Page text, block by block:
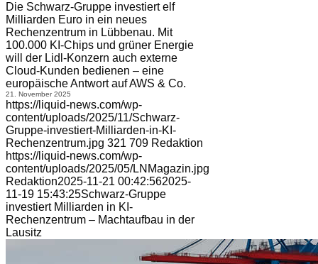
Die Schwarz-Gruppe investiert elf
Milliarden Euro in ein neues
Rechenzentrum in Lübbenau. Mit
100.000 KI-Chips und grüner Energie
will der Lidl-Konzern auch externe
Cloud-Kunden bedienen – eine
europäische Antwort auf AWS & Co.
21. November 2025
https://liquid-news.com/wp-
content/uploads/2025/11/Schwarz-
Gruppe-investiert-Milliarden-in-KI-
Rechenzentrum.jpg 321 709 Redaktion
https://liquid-news.com/wp-
content/uploads/2025/05/LNMagazin.jpg
Redaktion2025-11-21 00:42:562025-
11-19 15:43:25Schwarz-Gruppe
investiert Milliarden in KI-
Rechenzentrum – Machtaufbau in der
Lausitz